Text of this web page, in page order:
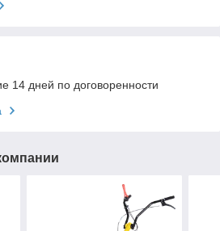
14 дней по договоренности